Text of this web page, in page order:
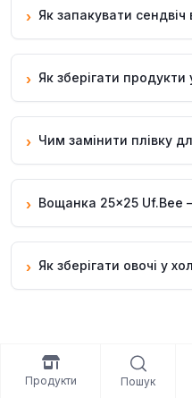
›
›
›
›
›
Ще корисні сторінки
Продукти Пошук